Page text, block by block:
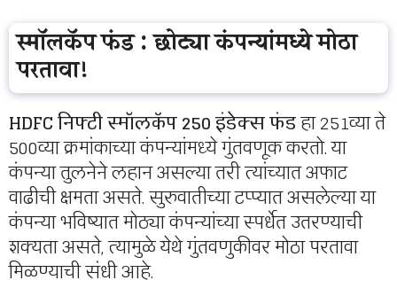
स्मॉलकॅप फंड : छोट्या कंपन्यांमध्ये मोठा
परतावा!
HDFC निफ्टी स्मॉलकॅप 250 इंडेक्स फंडहा 251व्या ते
500व्या क्रमांकाच्या कंपन्यांमध्ये गुंतवणूक करतो. या
कंपन्या तुलनेने लहान असल्या तरी त्यांच्यात अफाट
वाढीची क्षमता असते. सुरुवातीच्या टप्प्यात असलेल्या या
कंपन्या भविष्यात मोठ्या कंपन्यांच्या स्पर्धेत उतरण्याची
शक्यता असते, त्यामुळे येथे गुंतवणुकीवर मोठा परतावा
मिळण्याची संधी आहे.